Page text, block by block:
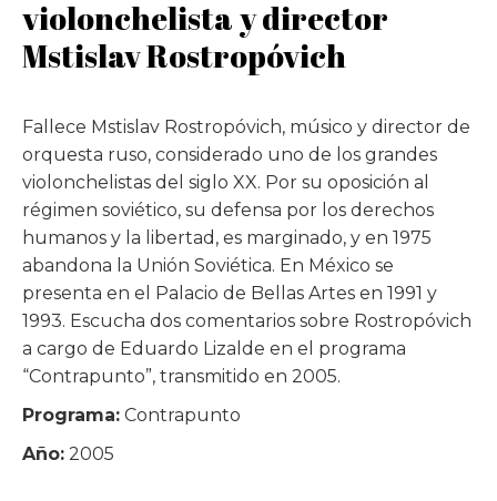
violonchelista y director
Mstislav Rostropóvich
Fallece Mstislav Rostropóvich, músico y director de
orquesta ruso, considerado uno de los grandes
violonchelistas del siglo XX. Por su oposición al
régimen soviético, su defensa por los derechos
humanos y la libertad, es marginado, y en 1975
abandona la Unión Soviética. En México se
presenta en el Palacio de Bellas Artes en 1991 y
1993. Escucha dos comentarios sobre Rostropóvich
a cargo de Eduardo Lizalde en el programa
“Contrapunto”, transmitido en 2005.
Programa: Contrapunto
Año: 2005